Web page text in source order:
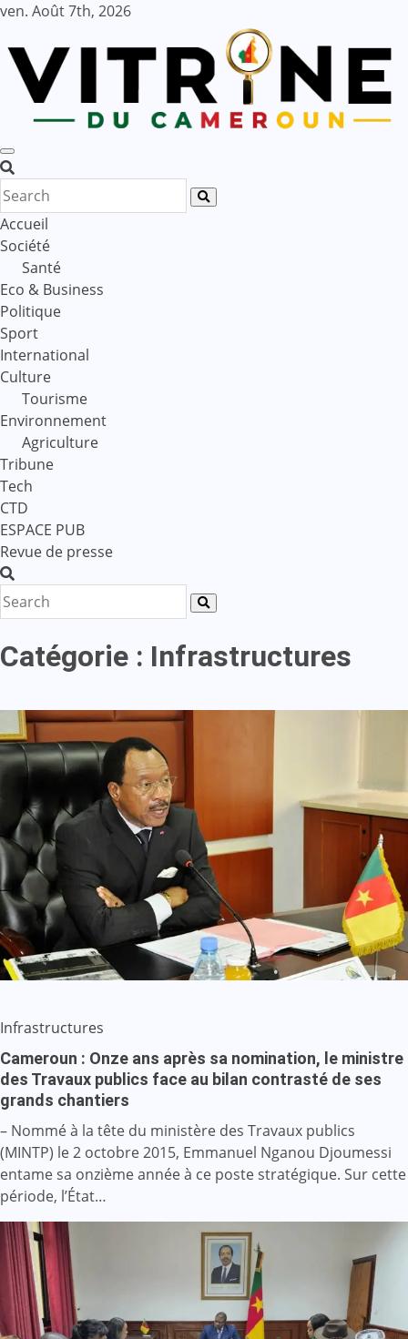
Skip
content
ven. Août 7th, 2026
Accueil
Société
Santé
Eco & Business
Politique
Sport
International
Culture
Tourisme
Environnement
Agriculture
Tribune
Tech
CTD
ESPACE PUB
Revue de presse
Catégorie : Infrastructures
Infrastructures
Cameroun : Onze ans après sa nomination, le ministre
des Travaux publics face au bilan contrasté de ses
grands chantiers
– Nommé à la tête du ministère des Travaux publics
(MINTP) le 2 octobre 2015, Emmanuel Nganou Djoumessi
entame sa onzième année à ce poste stratégique. Sur cette
période, l’État…